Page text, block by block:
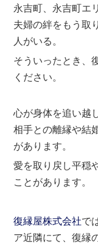
永吉町、永吉町エ
夫婦の絆をもう取
人がいる。
そういったとき、
ください。
心が身体を追い越
相手との離縁や結
があります。
愛を取り戻し平穏
ことがあります。
復縁屋株式会社で
ア近隣にて、復縁